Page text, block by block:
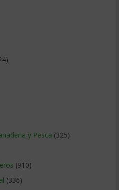
y Pesca (325)
(910)
(336)